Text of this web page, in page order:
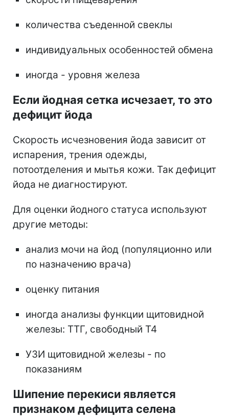
количества съеденной свеклы
индивидуальных особенностей обмена
иногда - уровня железа
Если йодная сетка исчезает, то это
дефицит йода
Скорость исчезновения йода зависит от
испарения, трения одежды,
потоотделения и мытья кожи. Так дефицит
йода не диагностируют.
Для оценки йодного статуса используют
другие методы:
анализ мочи на йод (популяционно или
по назначению врача)
оценку питания
иногда анализы функции щитовидной
железы: ТТГ, свободный Т4
УЗИ щитовидной железы - по
показаниям
Шипение перекиси является
признаком дефицита селена